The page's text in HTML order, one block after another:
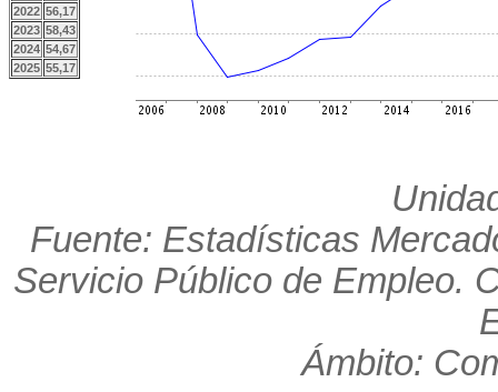
2022 56,17
2023 58,43
2024 54,67
2025 55,17
Fuente: Estadísticas
Servicio Público de Empleo.
Ámbito: